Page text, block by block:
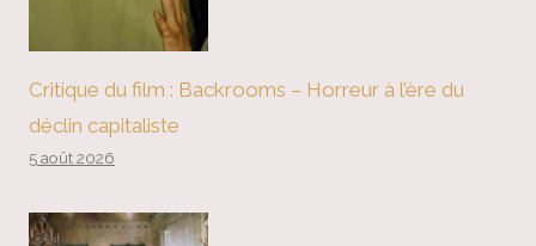
Critique du film : Backrooms – Horreur à l’ère du
déclin capitaliste
5 août 2026